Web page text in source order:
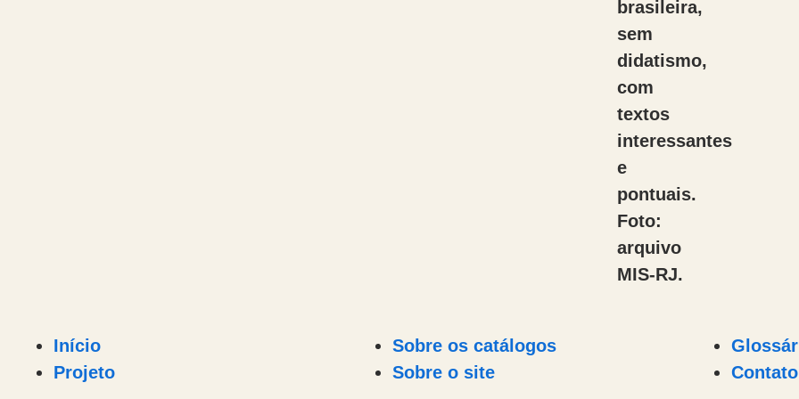
brasileira,
sem
didatismo,
com
textos
interessantes
e
pontuais.
Foto:
arquivo
MIS-RJ.
Início
Projeto
Sobre os catálogos
Sobre o site
Contato